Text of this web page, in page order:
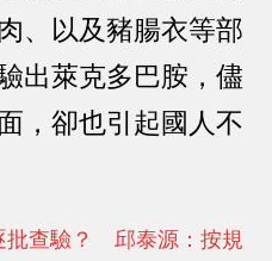
、以及豬腸衣等部
出萊克多巴胺，儘
，卻也引起國人不
批查驗？ 邱泰源：按規